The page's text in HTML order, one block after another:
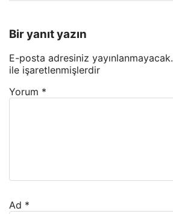
Bir yanıt yazın
E-posta adresiniz yayınlanmayacak.
ile işaretlenmişlerdir
Yorum *
Ad *